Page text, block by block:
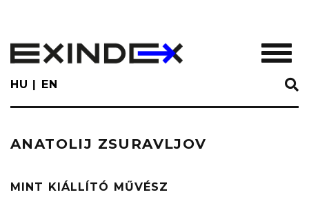
main
content
HU EN
ANATOLIJ ZSURAVLJOV
MINT KIÁLLÍTÓ MŰVÉSZ